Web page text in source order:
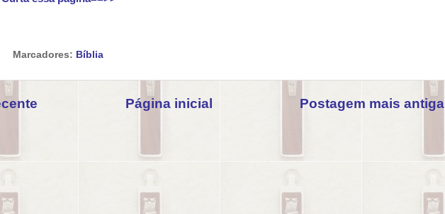
Marcadores: Bíblia
Postagem mais antiga
Página inicial